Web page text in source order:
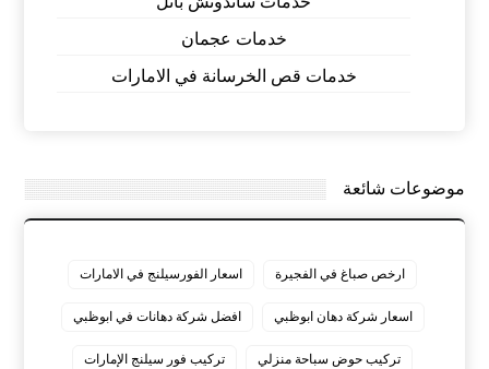
خدمات عجمان
خدمات قص الخرسانة في الامارات
موضوعات شائعة
ارخص صباغ في الفجيرة اسعار الفورسيلنج في الامارات
اسعار شركة دهان ابوظبي افضل شركة دهانات في ابوظبي
تركيب حوض سباحة منزلي تركيب فور سيلنج الإمارات